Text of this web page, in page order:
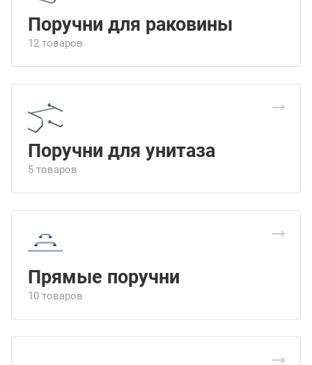
Поручни для раковины
12 товаров
Поручни для унитаза
5 товаров
Прямые поручни
10 товаров